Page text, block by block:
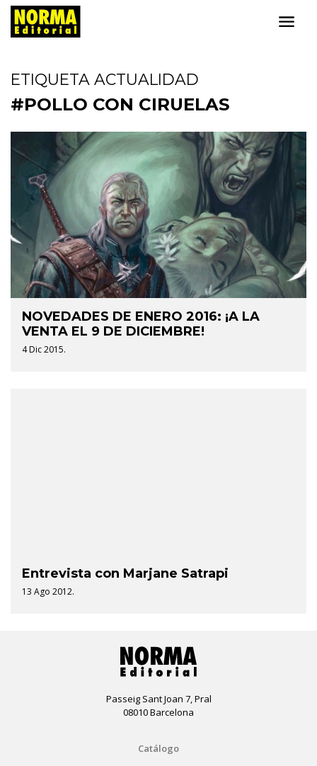
ETIQUETA ACTUALIDAD
#POLLO CON CIRUELAS
NOVEDADES DE ENERO 2016: ¡A LA
VENTA EL 9 DE DICIEMBRE!
4 Dic 2015.
Entrevista con Marjane Satrapi
13 Ago 2012.
Passeig Sant Joan 7, Pral
08010 Barcelona
Catálogo